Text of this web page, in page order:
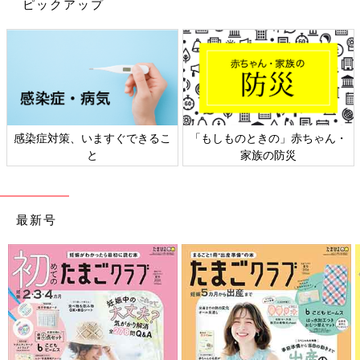
よっし「第３位は『透明窓付き収納ボックス』です。現在こちら
は終売になってリニューアルして『透明フタ付収納ボックス』と
して販売しています」
子どもも中身が見やすい透明フタ
ピックアップ
感染症対策、いますぐできるこ
と
「もしものときの」赤ちゃん・
家族の防災
最新号